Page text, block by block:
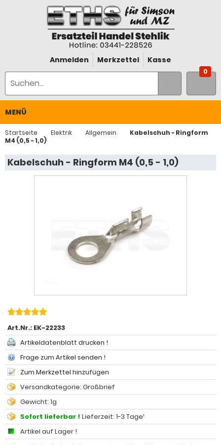
Anmelden Merkzettel Kasse
0
MENÜ
Startseite Elektrik Allgemein
Kabelschuh - Ringform
M4 (0,5 - 1,0)
Kabelschuh - Ringform M4 (0,5 - 1,0)
Art.Nr.: EK-22233
Artikeldatenblatt drucken !
Frage zum Artikel senden !
Zum Merkzettel hinzufügen
Versandkategorie: Großbrief
Gewicht: 1g
Sofort lieferbar ! Lieferzeit: 1-3 Tage¹
Artikel auf Lager !